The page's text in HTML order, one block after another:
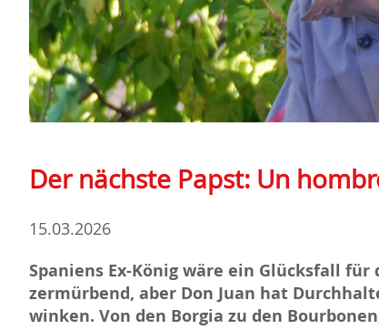
Der nächste Papst: Un
15.03.2026
Spaniens Ex-König wäre ein Glücksfall
zermürbend, aber Don Juan hat
winken. Von den Borgia zu den